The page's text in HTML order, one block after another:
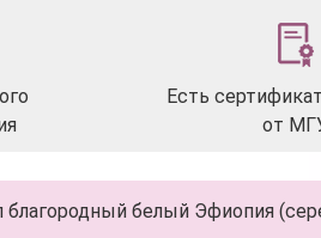
Есть
от
благородный белый Эфиопия